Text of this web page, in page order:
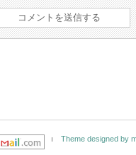
Theme designed by